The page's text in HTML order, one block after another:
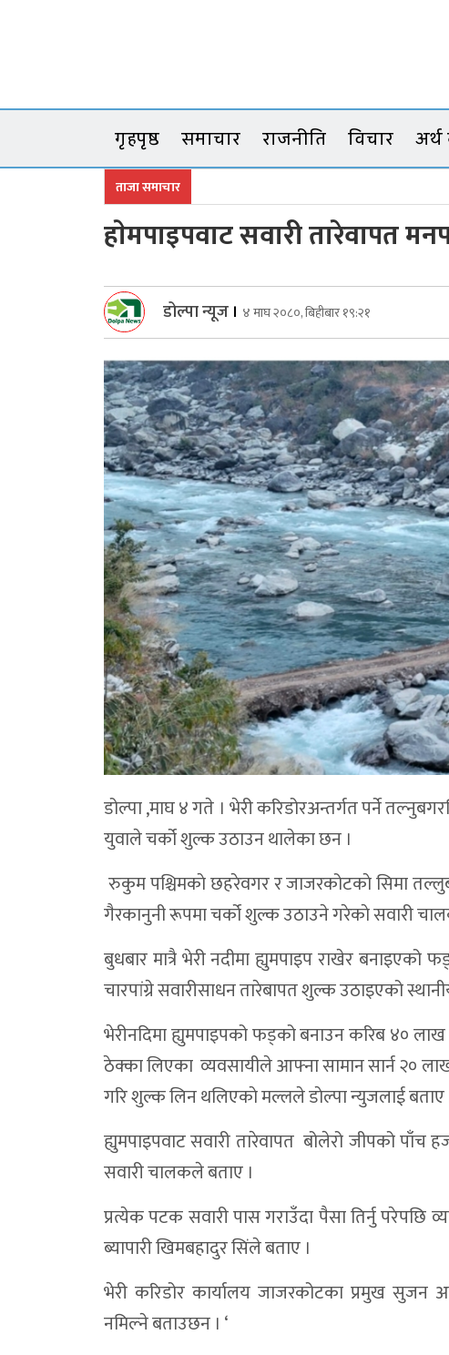
गृहपृष्ठ समाचार राजनीति विचार
ताजा समाचार
हाेमपाइपवाट सवारी तारेवापत
डोल्पा न्यूज । ४ माघ २०८०, बिहीबार १९:२१
डोल्पा ,माघ ४ गते । भेरी करिडोरअन्तर्गत पर्ने
युवाले चर्को शुल्क उठाउन थालेका छन ।
रुकुम पश्चिमकाे छहरेवगर र जाजरकोटकाे सिमा
गैरकानुनी रूपमा चर्को शुल्क उठाउने गरेकाे सवारी
बुधबार मात्रै भेरी नदीमा ह्युमपाइप राखेर बनाइएको
चारपांग्रे सवारीसाधन तारेबापत शुल्क उठाइएको
भेरीनदिमा ह्युमपाइपको फड्को बनाउन करिब ४०
ठेक्का लिएका व्यवसायीले आफ्ना सामान सार्न २०
गरि शुल्क लिन थलिएकाे मल्लले डाेल्पा न्युजलाई बताए
ह्युमपाइपवाट सवारी तारेवापत बोलेरो जीपको पाँच
सवारी चालकले बताए ।
प्रत्येक पटक सवारी पास गराउँदा पैसा तिर्नु परेपछि
ब्यापारी खिमबहादुर सिंले बताए ।
भेरी करिडोर कार्यालय जाजरकोटका प्रमुख सुजन
नमिल्ने बताउछन । ‘